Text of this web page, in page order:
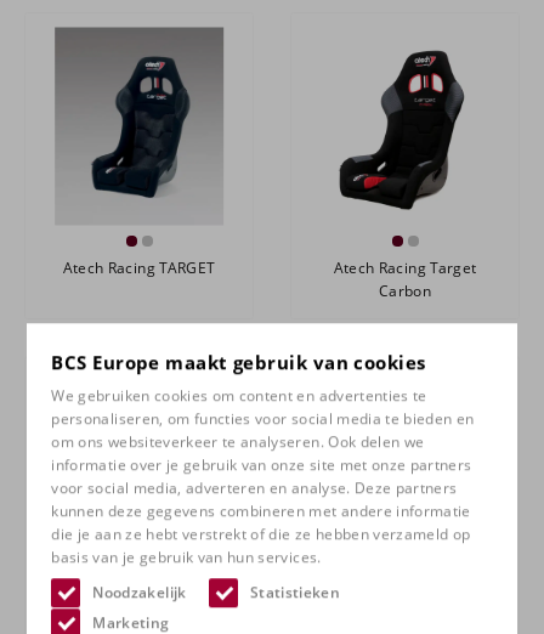
BCS Europe maakt gebruik van cookies
We gebruiken cookies om content en advertenties te
personaliseren, om functies voor social media te bieden en
om ons websiteverkeer te analyseren. Ook delen we
informatie over je gebruik van onze site met onze partners
voor social media, adverteren en analyse. Deze partners
kunnen deze gegevens combineren met andere informatie
die je aan ze hebt verstrekt of die ze hebben verzameld op
basis van je gebruik van hun services.
Noodzakelijk
Statistieken
Marketing
Atech Racing TARGET
Atech Racing Target
Carbon
Atech Racing TARGET XL